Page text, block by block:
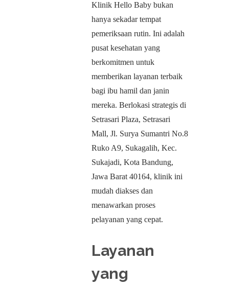
Klinik Hello Baby bukan
hanya sekadar tempat
pemeriksaan rutin. Ini adalah
pusat kesehatan yang
berkomitmen untuk
memberikan layanan terbaik
bagi ibu hamil dan janin
mereka. Berlokasi strategis di
Setrasari Plaza, Setrasari
Mall, Jl. Surya Sumantri No.8
Ruko A9, Sukagalih, Kec.
Sukajadi, Kota Bandung,
Jawa Barat 40164, klinik ini
mudah diakses dan
menawarkan proses
pelayanan yang cepat.
Layanan
yang